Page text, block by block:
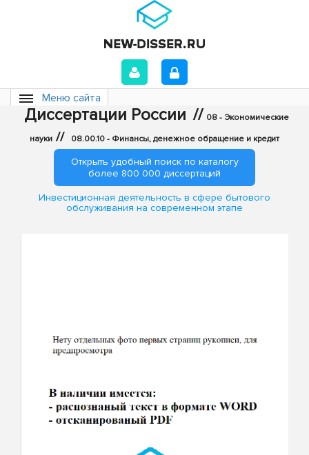
Меню сайта
Диссертации России // 08 - Экономические
науки // 08.00.10 - Финансы, денежное обращение и кредит
Открыть удобный поиск по каталогу
более 800 000 диссертаций
Инвестиционная деятельность в сфере бытового
обслуживания на современном этапе